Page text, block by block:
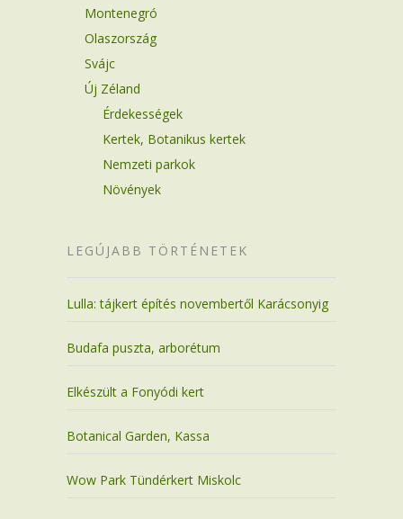
Montenegró
Olaszország
Svájc
Új Zéland
Érdekességek
Kertek, Botanikus kertek
Nemzeti parkok
Növények
LEGÚJABB TÖRTÉNETEK
Lulla: tájkert építés novembertől Karácsonyig
Budafa puszta, arborétum
Elkészült a Fonyódi kert
Botanical Garden, Kassa
Wow Park Tündérkert Miskolc